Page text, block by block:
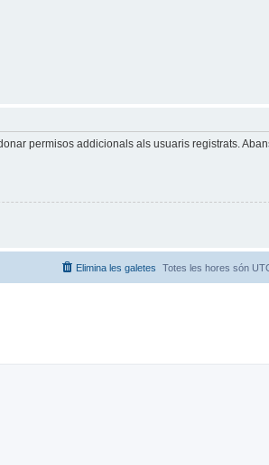
permisos addicionals als usuaris registrats.
Totes les hores són
Elimina les galetes